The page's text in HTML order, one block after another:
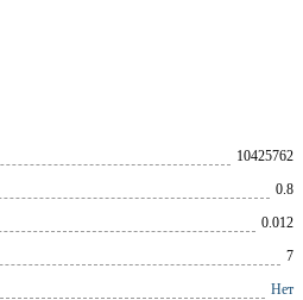
10425762
0.8
0.012
7
Нет